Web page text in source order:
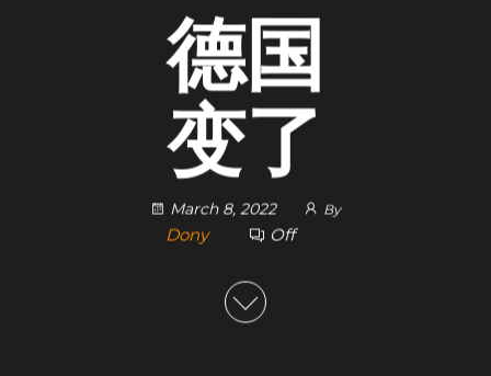
德国
变了
March 8, 2022 By
Dony Off